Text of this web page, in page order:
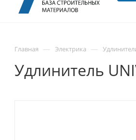
Главная — Электрика —
Удлинитель